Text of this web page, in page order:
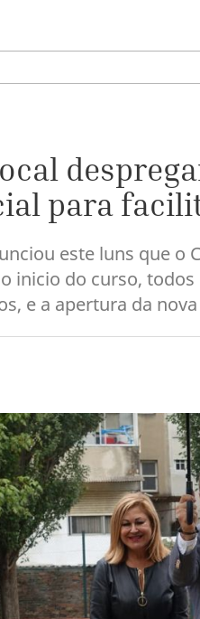
para
este luns que o
inicio do curso,
e a apertura da